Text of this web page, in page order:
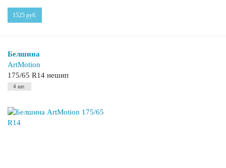
1525 руб.
Белшина
ArtMotion
175/65 R14 нешип
4 шт.